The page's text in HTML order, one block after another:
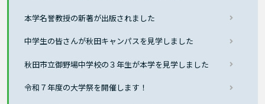
本学名誉教授の新著が出版されました
中学生の皆さんが秋田キャンパスを見学しました
秋田市立御野場中学校の３年生が本学を見学しました
令和７年度の大学祭を開催します！